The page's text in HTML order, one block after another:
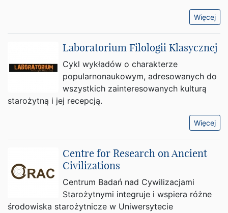
Więcej
Laboratorium Filologii Klasycznej
Cykl wykładów o charakterze
popularnonaukowym, adresowanych do
wszystkich zainteresowanych kulturą
starożytną i jej recepcją.
Więcej
Centre for Research on Ancient
Civilizations
Centrum Badań nad Cywilizacjami
Starożytnymi integruje i wspiera różne
środowiska starożytnicze w Uniwersytecie